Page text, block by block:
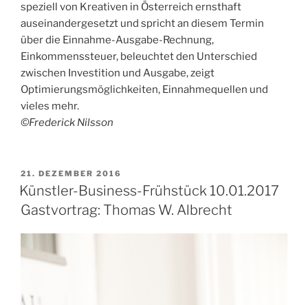
speziell von Kreativen in Österreich ernsthaft
auseinandergesetzt und spricht an diesem Termin
über die Einnahme-Ausgabe-Rechnung,
Einkommenssteuer, beleuchtet den Unterschied
zwischen Investition und Ausgabe, zeigt
Optimierungsmöglichkeiten, Einnahmequellen und
vieles mehr.
©Frederick Nilsson
VERÖFFENTLICHT
AM
21. DEZEMBER 2016
Künstler-Business-Frühstück 10.01.2017
Gastvortrag: Thomas W. Albrecht